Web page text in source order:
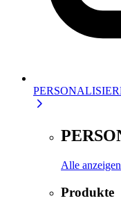
Alle anzeigen
Produkte